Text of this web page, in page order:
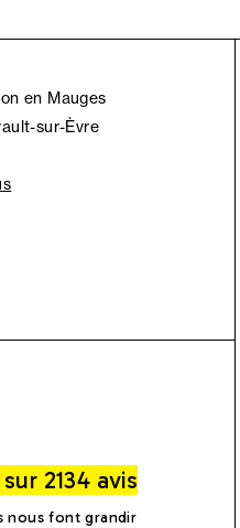
en Mauges
sur-Èvre
2134 avis
nous font grandir